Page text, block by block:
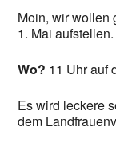
Moin, wir wollen
1. Mai aufstellen.
Wo? 11 Uhr auf
Es wird leckere
dem